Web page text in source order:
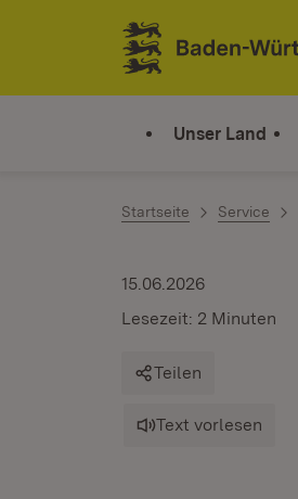
Zum Inhalt springen
Link zur Startseite
Unser Land
Startseite Service
15.06.2026
Lesezeit: 2 Minuten
Teilen
Text vorlesen